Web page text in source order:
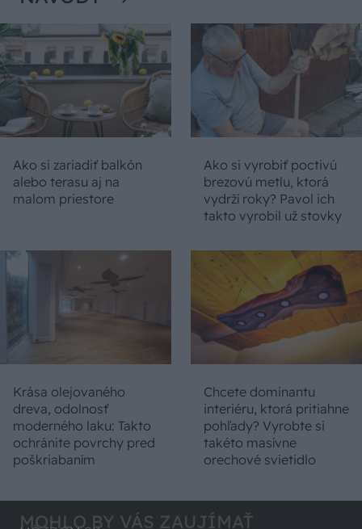
Ako si zariadiť balkón
alebo terasu aj na
malom priestore
Ako si vyrobiť poctivú
brezovú metlu, ktorá
vydrží roky? Pavol ich
takto vyrobil už stovky
Krása olejovaného
dreva, odolnosť
moderného laku: Takto
ochránite povrchy pred
poškriabaním
Chcete dominantu
interiéru, ktorá pritiahne
pohľady? Vyrobte si
takéto masívne
orechové svietidlo
MOHLO BY VÁS ZAUJÍMAŤ